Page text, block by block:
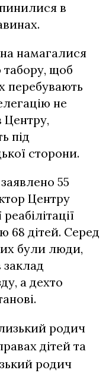
в
намагалися
табору, щоб
перебувають
не
Центру,
під
сторони.
55
Центру
68 дітей. Серед
були люди,
а дехто
родич
дітей та
родич